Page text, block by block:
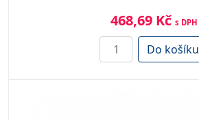
468,69 Kč s DPH
Do košíku